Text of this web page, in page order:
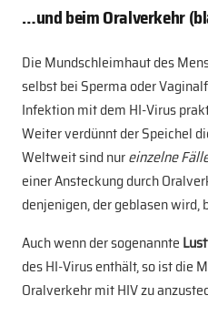
…und beim Oralverkehr
Die Mundschleimhaut des
selbst bei Sperma oder
Infektion mit dem HI-Virus
Weiter verdünnt der Speichel
Weltweit sind nureinzelne
einer Ansteckung durch
denjenigen, der geblasen wird,
Auch wenn der sogenannte
des HI-Virus enthält, so ist die
Oralverkehr mit HIV zu